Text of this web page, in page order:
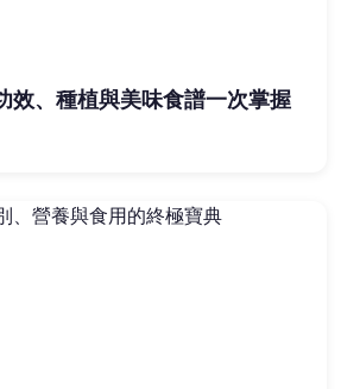
效、種植與美味食譜一次掌握